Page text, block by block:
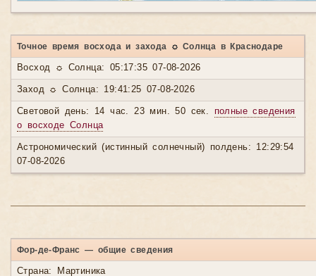
Точное время восхода и захода ☼ Солнца в Краснодаре
Восход ☼ Солнца: 05:17:35 07-08-2026
Заход ☼ Солнца: 19:41:25 07-08-2026
Световой день: 14 час. 23 мин. 50 сек. полные сведения
о восходе Солнца
Астрономический (истинный солнечный) полдень: 12:29:54
07-08-2026
Фор-де-Франс — общие сведения
Страна: Мартиника